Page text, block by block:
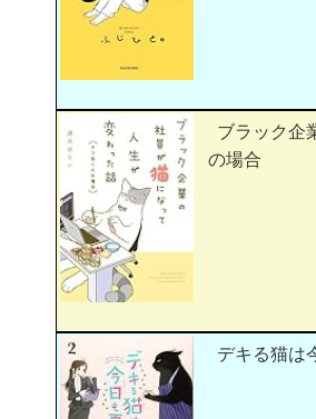
ブラック企
の場合
デキる猫は